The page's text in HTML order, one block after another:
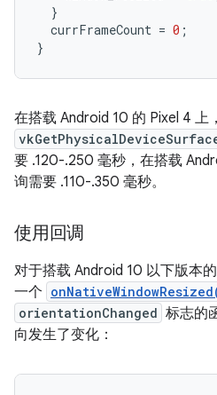
}
currFrameCount = 0 ;
}
在搭载 Android 10 的 Pixel 4 上
要 .120-.250 毫秒，在搭载
询需要 .110-.350 毫秒。
使用回调
对于搭载 Android 10 以下版本
一个
orientationChanged 标志的
向发生了变化：